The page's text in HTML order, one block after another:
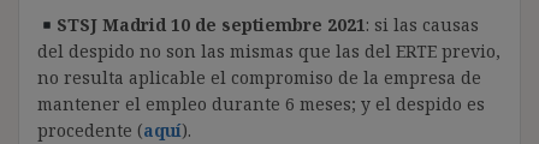
STSJ Madrid 10 de septiembre 2021: si las causas
del despido no son las mismas que las del ERTE previo,
no resulta aplicable el compromiso de la empresa de
mantener el empleo durante 6 meses; y el despido es
procedente (aquí).